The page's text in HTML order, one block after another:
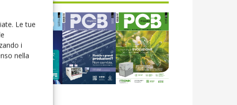
Le tue
i
nella